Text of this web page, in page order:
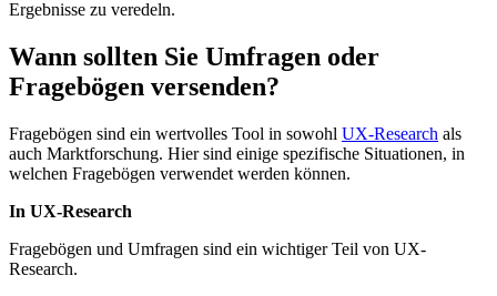
Ergebnisse zu veredeln.
Wann sollten Sie Umfragen oder
Fragebögen versenden?
Fragebögen sind ein wertvolles Tool in sowohl UX-Research als
auch Marktforschung. Hier sind einige spezifische Situationen, in
welchen Fragebögen verwendet werden können.
In UX-Research
Fragebögen und Umfragen sind ein wichtiger Teil von UX-
Research.